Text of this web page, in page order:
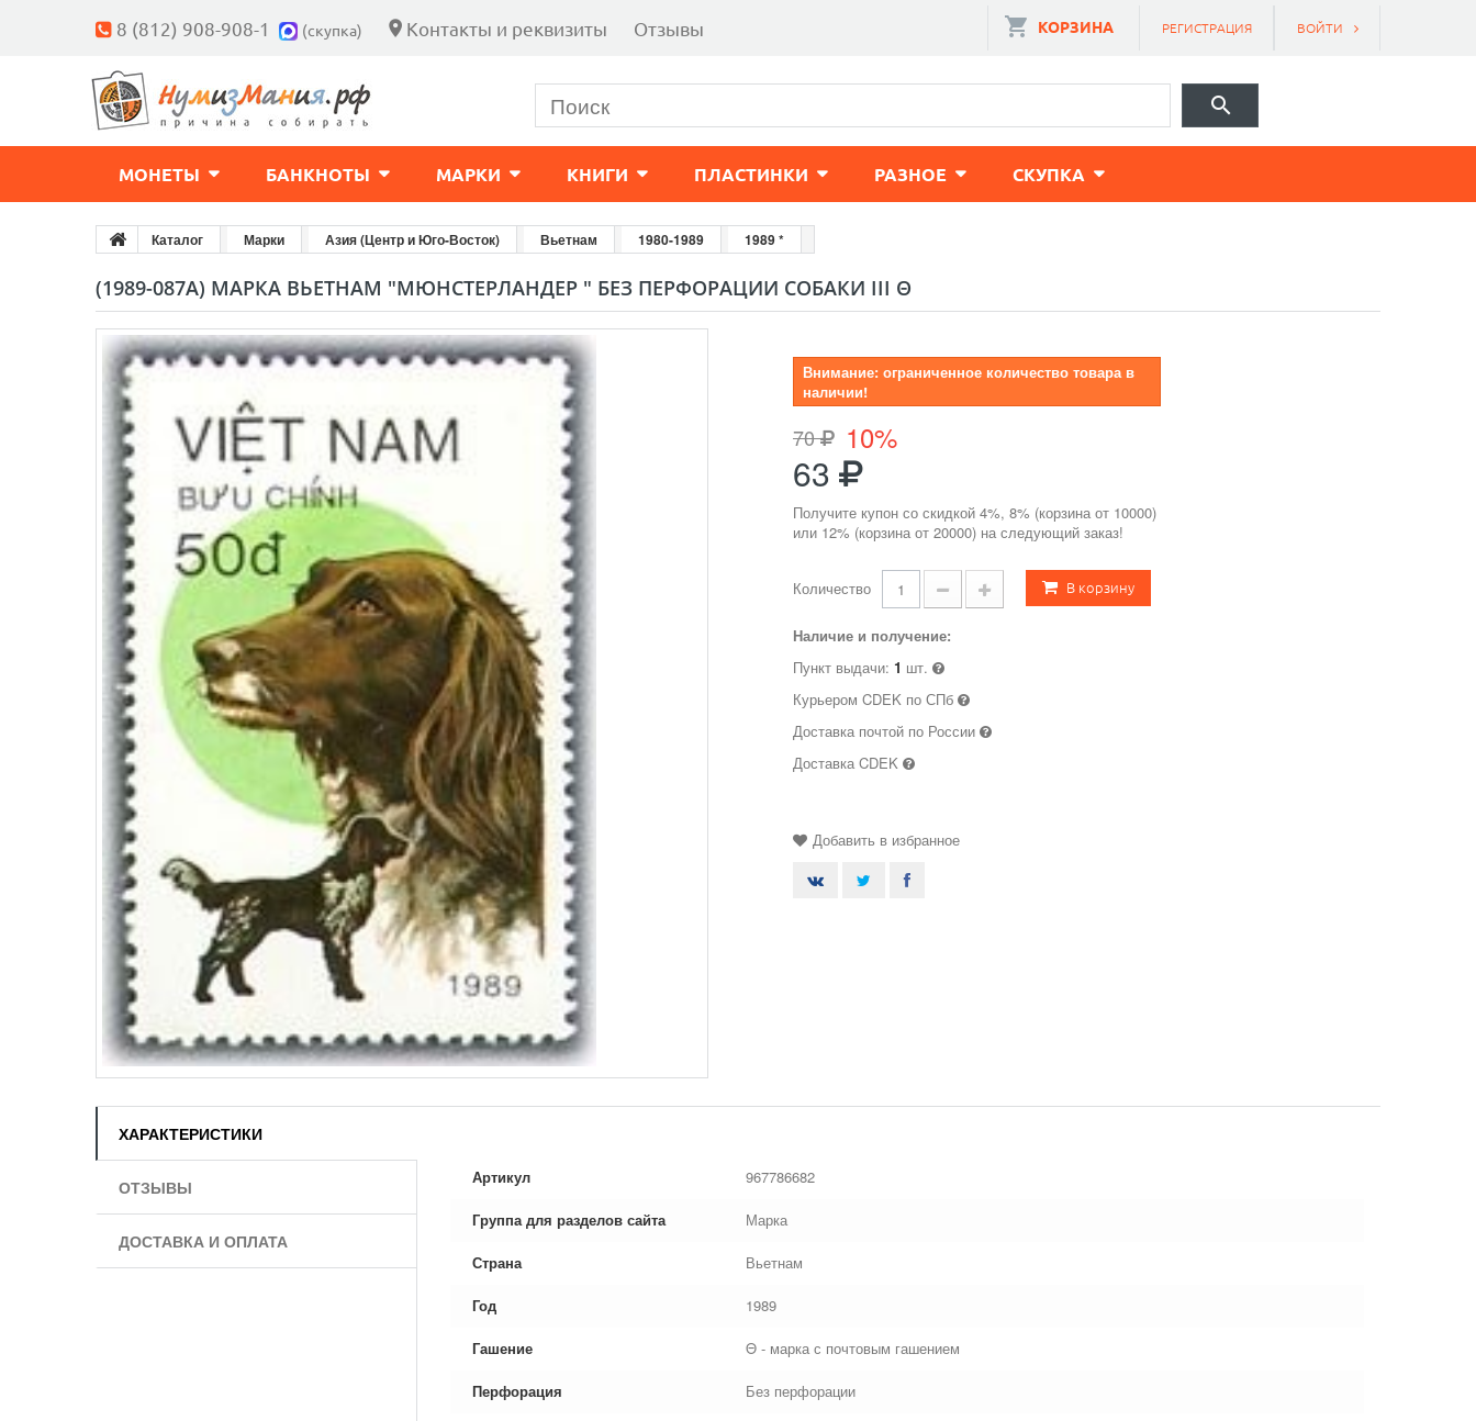
8 (812) 908-908-1 (скупка) Контакты и реквизиты Отзывы ВОЙТИ
РЕГИСТРАЦИЯ
КОРЗИНА
МОНЕТЫ БАНКНОТЫ МАРКИ КНИГИ ПЛАСТИНКИ РАЗНОЕ CКУПКА
Каталог Марки Азия (Центр и Юго-Восток) Вьетнам 1980-1989 1989 *
(1989-087A) МАРКА ВЬЕТНАМ "МЮНСТЕРЛАНДЕР " БЕЗ ПЕРФОРАЦИИ СОБАКИ III Θ
Внимание: ограниченное количество товара в
наличии!
70 10%
63
Получите купон со скидкой 4%, 8% (корзина от 10000)
или 12% (корзина от 20000) на следующий заказ!
Количество В корзину
Наличие и получение:
Пункт выдачи: 1 шт.
Курьером CDEK по СПб
Доставка почтой по России
Доставка CDEK
Добавить в избранное
ХАРАКТЕРИСТИКИ
ОТЗЫВЫ
ДОСТАВКА И ОПЛАТА
Артикул 967786682
Группа для разделов сайта Марка
Страна Вьетнам
Год 1989
Гашение Θ - марка с почтовым гашением
Перфорация Без перфорации